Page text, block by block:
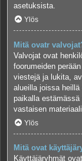
asetuksista.
Ylös
Mitä ovatr
Valvojat ovat
foorumeiden
viestejä ja lukita,
alueilla joissa
paikalla
vastaisen
Ylös
Mitä ovat
Käyttäjäryhmät